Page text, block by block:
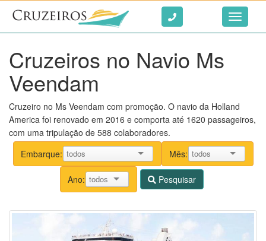
Ir ao conteúdo
Toggle
Cruzeiros no Navio Ms
Veendam
Cruzeiro no Ms Veendam com promoção. O navio da Holland
America foi renovado em 2016 e comporta até 1620 passageiros,
com uma tripulação de 588 colaboradores.
Embarque:
Mês:
Ano: Pesquisar